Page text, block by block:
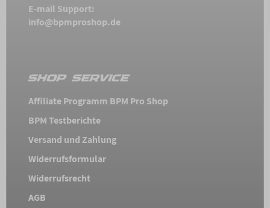
E-mail Support:
info@bpmproshop.de
SHOP SERVICE
Affiliate Programm BPM Pro Shop
BPM Testberichte
Versand und Zahlung
Widerrufsformular
Widerrufsrecht
AGB